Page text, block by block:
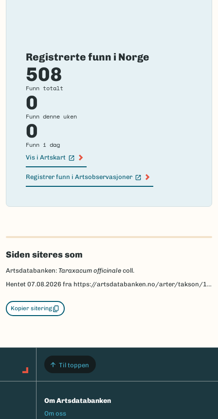
Registrerte funn i Norge
508
Funn totalt
0
Funn denne uken
0
Funn i dag
Vis i Artskart
(Ekstern lenke)
Registrer funn i Artsobservasjoner
(Ekstern lenke)
Failed
load
map.
Siden siteres som
Artsdatabanken: Taraxacum officinale coll.
Hentet 07.08.2026 fra https://artsdatabanken.no/arter/takson/129432
Kopier sitering
Til toppen
Om Artsdatabanken
Footermeny
Om oss